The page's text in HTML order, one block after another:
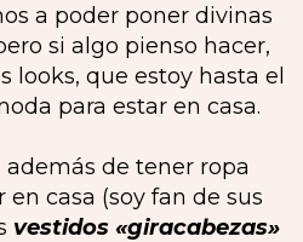
a poder poner divinas
si algo pienso hacer,
looks, que estoy hasta el
para estar en casa.
además de tener ropa
casa (soy fan de sus
vestidos «giracabezas»